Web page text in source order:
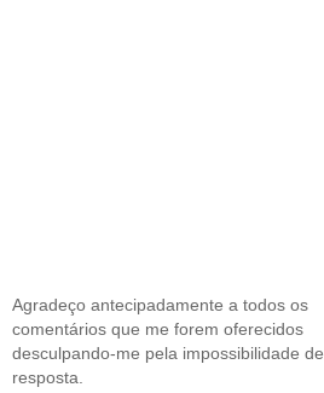
Agradeço antecipadamente a todos os
comentários que me forem oferecidos
desculpando-me pela impossibilidade de
resposta.